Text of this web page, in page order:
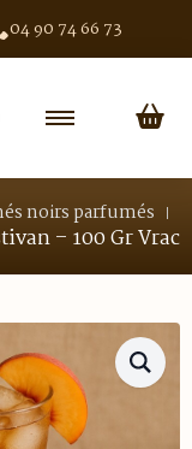
04 90 74 66 73
noirs parfumés
– 100 Gr Vrac